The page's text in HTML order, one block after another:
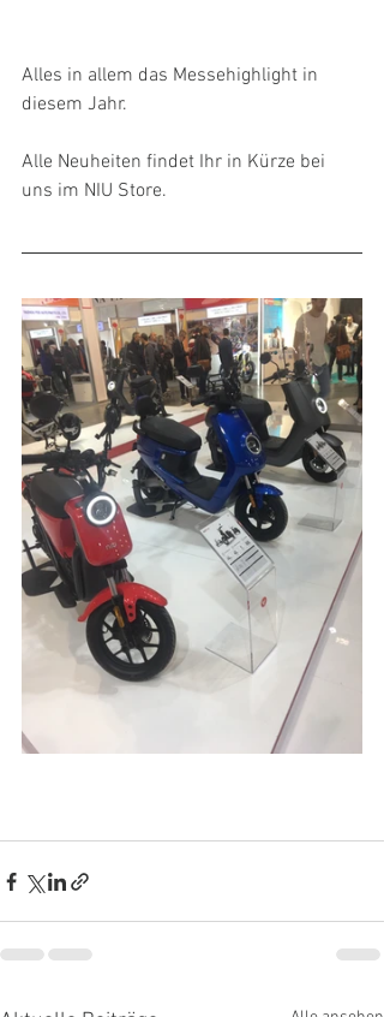
Alles in allem das Messehighlight in
diesem Jahr.
Alle Neuheiten findet Ihr in Kürze bei
uns im NIU Store.